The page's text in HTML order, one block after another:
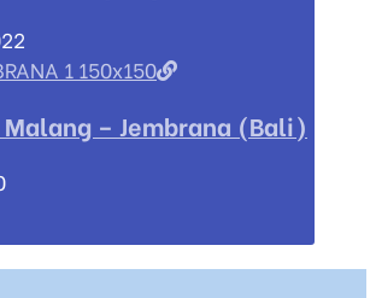
– Jembrana (Bali)